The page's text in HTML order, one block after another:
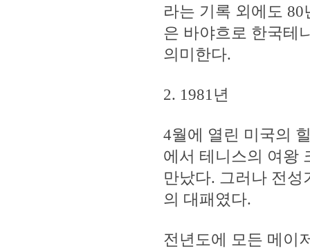
라는 기록 외에도
은 바야흐로 한국테
의미한다.
2. 1981년
4월에 열린 미국의
에서 테니스의 여왕
만났다. 그러나 전성
의 대패였다.
전년도에 모든 메이